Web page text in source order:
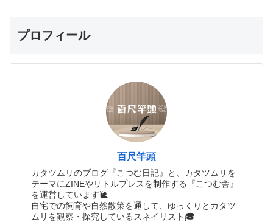
プロフィール
百尺竿頭
カタツムリのブログ『こつむ日記』と、カタツムリを
テーマにZINEやリトルプレスを制作する『こつむ舎』
を運営しています🐌
自宅での飼育や自然散策を通して、ゆっくりとカタツ
ムリを観察・探究しているスネイリスト🎓